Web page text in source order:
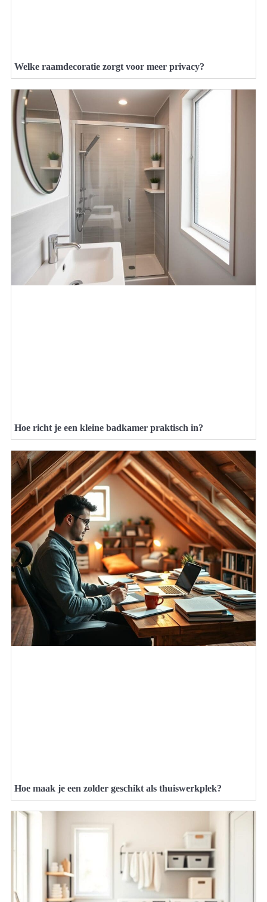
Welke raamdecoratie zorgt voor meer privacy?
Hoe richt je een kleine badkamer praktisch in?
Hoe maak je een zolder geschikt als thuiswerkplek?